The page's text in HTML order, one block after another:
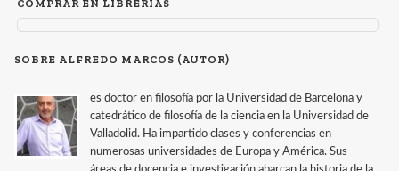
COMPRAR EN LIBRERÍAS
SOBRE ALFREDO MARCOS (AUTOR)
es doctor en filosofía por la Universidad de Barcelona y
catedrático de filosofía de la ciencia en la Universidad de
Valladolid. Ha impartido clases y conferencias en
numerosas universidades de Europa y América. Sus